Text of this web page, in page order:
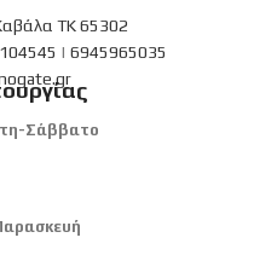
ΤΚ 65302
| 6945965035
Σάββατο